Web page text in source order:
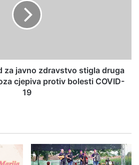
za javno zdravstvo stigla druga
cjepiva protiv bolesti COVID-
19